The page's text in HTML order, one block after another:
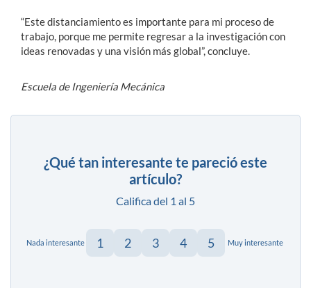
“Este distanciamiento es importante para mi proceso de
trabajo, porque me permite regresar a la investigación con
ideas renovadas y una visión más global”, concluye.
Escuela de Ingeniería Mecánica
¿Qué tan interesante te pareció este
artículo?
Califica del 1 al 5
Nada interesante 1 2 3 4 5 Muy interesante